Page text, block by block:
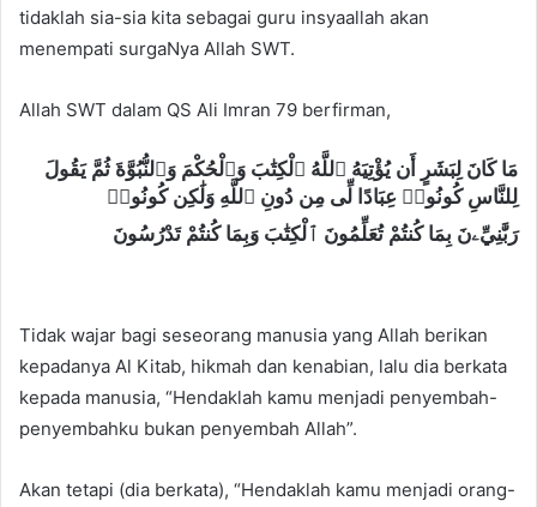
tidaklah sia-sia kita sebagai guru insyaallah akan
menempati surgaNya Allah SWT.
Allah SWT dalam QS Ali Imran 79 berfirman,
مَا كَانَ لِبَشَرٍ أَن يُؤْتِيَهُ ٱللَّهُ ٱلْكِتَٰبَ وَٱلْحُكْمَ وَٱلنُّبُوَّةَ ثُمَّ يَقُولَ
لِلنَّاسِ كُونُوا۟ عِبَادًا لِّى مِن دُونِ ٱللَّهِ وَلَٰكِن كُونُوا۟
رَبَّٰنِيِّۦنَ بِمَا كُنتُمْ تُعَلِّمُونَ ٱلْكِتَٰبَ وَبِمَا كُنتُمْ تَدْرُسُونَ
Tidak wajar bagi seseorang manusia yang Allah berikan
kepadanya Al Kitab, hikmah dan kenabian, lalu dia berkata
kepada manusia, “Hendaklah kamu menjadi penyembah-
penyembahku bukan penyembah Allah”.
Akan tetapi (dia berkata), “Hendaklah kamu menjadi orang-